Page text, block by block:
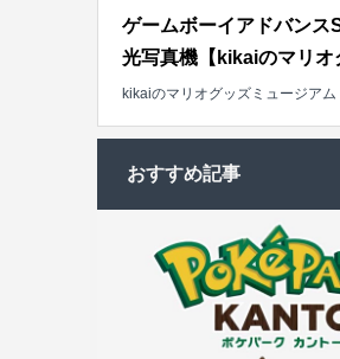
ゲームボーイアドバンス
光写真機【kikaiのマリオ
kikaiのマリオグッズミュージアム
おすすめ記事